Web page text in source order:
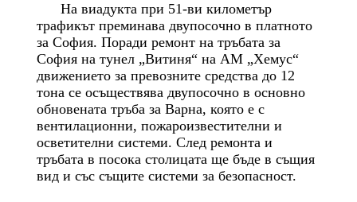
На виадукта при 51-ви километър
трафикът преминава двупосочно в платното
за София. Поради ремонт на тръбата за
София на тунел „Витиня“ на АМ „Хемус“
движението за превозните средства до 12
тона се осъществява двупосочно в основно
обновената тръба за Варна, която е с
вентилационни, пожароизвестителни и
осветителни системи. След ремонта и
тръбата в посока столицата ще бъде в същия
вид и със същите системи за безопасност.